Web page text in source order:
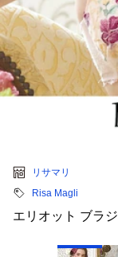
リサマリ
Risa Magli
エリオット ブラ